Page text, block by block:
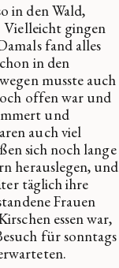
in den Wald,
Vielleicht gingen
fand alles
in den
musste auch
offen war und
und
auch viel
sich noch lange
herauslegen, und
täglich ihre
Frauen
essen war,
für sonntags